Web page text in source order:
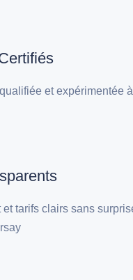
et expérimentée
et tarifs clairs sans